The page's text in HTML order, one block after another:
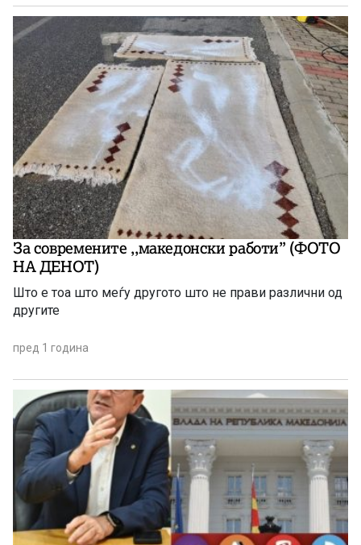
За современите ,,македонски работи” (ФОТО
НА ДЕНОТ)
Што е тоа што меѓу другото што не прави различни од
другите
пред 1 година